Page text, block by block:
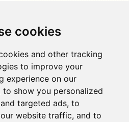
cookies
and other tracking
to improve your
experience on our
to show you personalized
targeted ads, to
website traffic, and to
к
о
к
н
е
д
и
н
за набавку
Ииву